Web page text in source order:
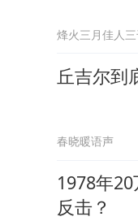
烽火三月佳人
丘吉尔到
春晓暖语声
1978年
反击？